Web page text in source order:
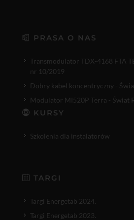
PRASA O NAS
Transmodulator TDX-4168 FTA
nr 10/2019
Dobry kabel koncentryczny -
Modulator MI520P Terra - Świat
KURSY
Szkolenia dla instalatorów
TARGI
Targi Energetab 2024.
Targi Energetab 2023.